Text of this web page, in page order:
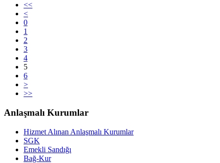
<<
<
0
1
2
3
4
5
6
>
>>
Anlaşmalı Kurumlar
Hizmet Alınan Anlaşmalı Kurumlar
SGK
Emekli Sandığı
Bağ-Kur